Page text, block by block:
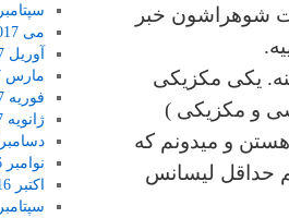
شوهراشون خبر
یکی مکزیکی
و مکزیکی )
و میدونم که
حداقل لیسانس
سپتامبر 2017
می 2017
آوریل 2017
مارس 2017
فوریه 2017
ژانویه 2017
دسامبر 2016
نوامبر 2016
اکتبر 2016
سپتامبر 2016